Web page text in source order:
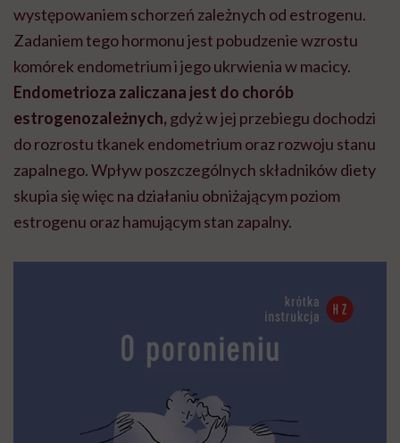
występowaniem schorzeń zależnych od estrogenu.
Zadaniem tego hormonu jest pobudzenie wzrostu
komórek endometrium i jego ukrwienia w macicy.
Endometrioza zaliczana jest do chorób
estrogenozależnych, gdyż w jej przebiegu dochodzi
do rozrostu tkanek endometrium oraz rozwoju stanu
zapalnego. Wpływ poszczególnych składników diety
skupia się więc na działaniu obniżającym poziom
estrogenu oraz hamującym stan zapalny.